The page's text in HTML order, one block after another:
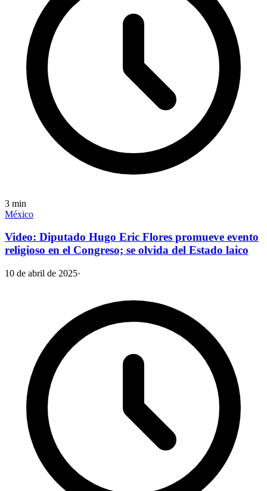
3 min
México
Video: Diputado Hugo Eric Flores promueve evento
religioso en el Congreso; se olvida del Estado laico
10 de abril de 2025·